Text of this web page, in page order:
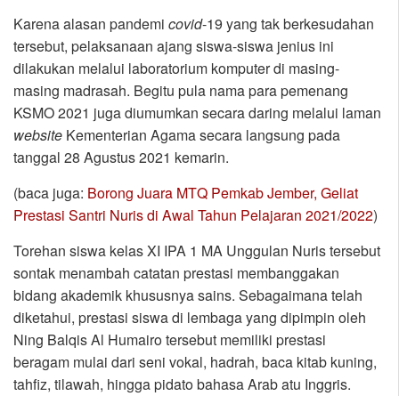
Karena alasan pandemi covid-19 yang tak berkesudahan
tersebut, pelaksanaan ajang siswa-siswa jenius ini
dilakukan melalui laboratorium komputer di masing-
masing madrasah. Begitu pula nama para pemenang
KSMO 2021 juga diumumkan secara daring melalui laman
website Kementerian Agama secara langsung pada
tanggal 28 Agustus 2021 kemarin.
(baca juga: Borong Juara MTQ Pemkab Jember, Geliat
Prestasi Santri Nuris di Awal Tahun Pelajaran 2021/2022)
Torehan siswa kelas XI IPA 1 MA Unggulan Nuris tersebut
sontak menambah catatan prestasi membanggakan
bidang akademik khususnya sains. Sebagaimana telah
diketahui, prestasi siswa di lembaga yang dipimpin oleh
Ning Balqis Al Humairo tersebut memiliki prestasi
beragam mulai dari seni vokal, hadrah, baca kitab kuning,
tahfiz, tilawah, hingga pidato bahasa Arab atu Inggris.